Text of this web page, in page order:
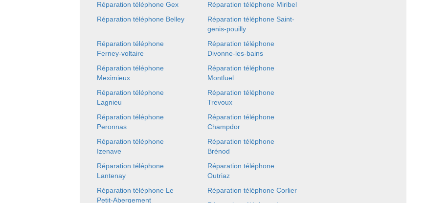
Réparation téléphone Gex
Réparation téléphone Miribel
Réparation téléphone Belley
Réparation téléphone Saint-
genis-pouilly
Réparation téléphone
Ferney-voltaire
Réparation téléphone
Divonne-les-bains
Réparation téléphone
Meximieux
Réparation téléphone
Montluel
Réparation téléphone
Lagnieu
Réparation téléphone
Trevoux
Réparation téléphone
Peronnas
Réparation téléphone
Champdor
Réparation téléphone
Izenave
Réparation téléphone
Brénod
Réparation téléphone
Lantenay
Réparation téléphone
Outriaz
Réparation téléphone Le
Petit-Abergement
Réparation téléphone Corlier